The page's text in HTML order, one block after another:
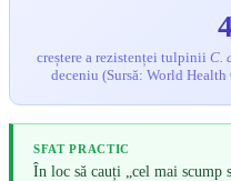
creștere a rezistenței tulpinii C.
deceniu (Sursă: World
SFAT PRACTIC
În loc să cauți „cel mai scump